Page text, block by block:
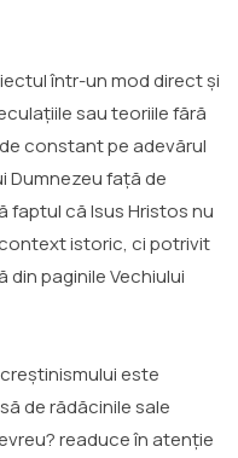
într-un mod direct și
sau teoriile fără
constant pe adevărul
Dumnezeu față de
faptul că Isus Hristos nu
istoric, ci potrivit
din paginile Vechiului
este
de rădăcinile sale
readuce în atenție